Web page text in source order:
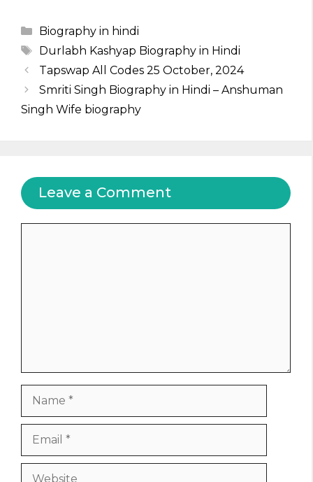
Categories
Biography in hindi
Tags
Durlabh Kashyap Biography in Hindi
Tapswap All Codes 25 October, 2024
Smriti Singh Biography in Hindi – Anshuman
Singh Wife biography
Leave a Comment